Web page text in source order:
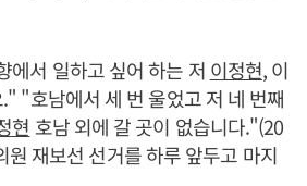
에서 일하고 싶어 하는 저 이정현, 이
"호남에서 세 번 울었고 저 네 번째
현 호남 외에 갈 곳이 없습니다."(20
원 재보선 선거를 하루 앞두고 마지